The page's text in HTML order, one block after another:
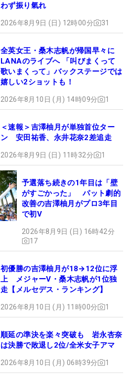
わず振り氣れ
2026年8月9日 (日) 12時00分 31
全英女王・桑木志帆が帰国早々に
LANAのライブへ 「叫びまくって
歌いまくって」バックステージでは
嬉しい2ショットも！
2026年8月10日 (月) 14時09分 1
＜速報＞吉澤柚月が単独首位ター
ン 安田祐香、永井花奈2差追走
2026年8月9日 (日) 11時32分 1
予選落ち続きの1年目は「壁
がすごかった」 パット劇的
改善の吉澤柚月がプロ3年目
で初V
2026年8月9日 (日) 16時42分
17
初優勝の吉澤柚月が18→12位に浮
上 メジャーV・桑木志帆が1位独
走【メルセデス・ランキング】
2026年8月10日 (月) 11時00分 1
順延の準決を楽々突破も 岩永杏奈
は決勝で敗退し2位/全米女子アマ
2026年8月10日 (月) 06時39分 1